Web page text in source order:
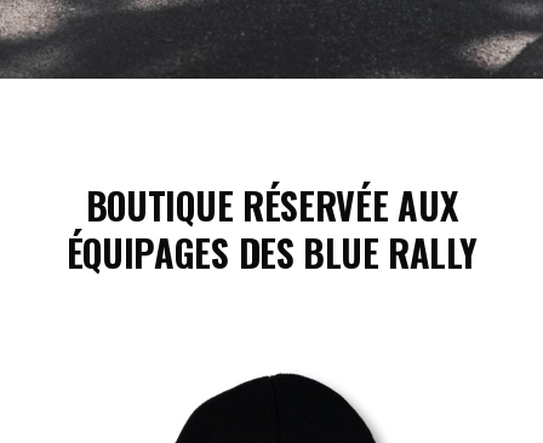
BOUTIQUE RÉSERVÉE AUX
ÉQUIPAGES DES BLUE RALLY